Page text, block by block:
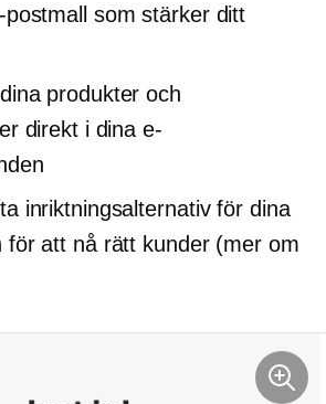
postmall som stärker ditt
produkter och
direkt i dina e-
inriktningsalternativ för dina
för att nå rätt kunder (mer om